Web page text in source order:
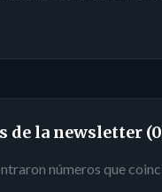
de la newsletter
números que